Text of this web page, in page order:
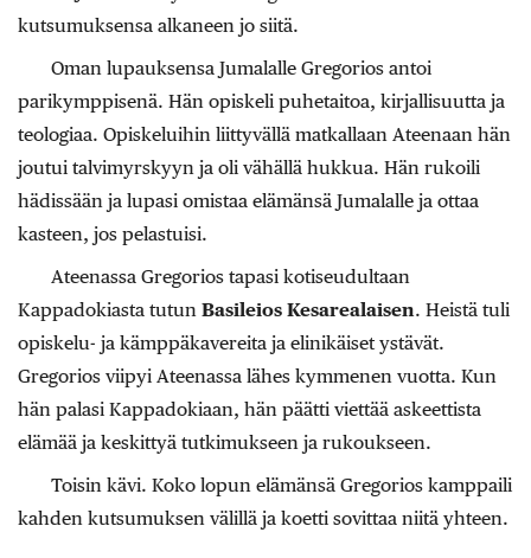
kutsumuksensa alkaneen jo siitä.
Oman lupauksensa Jumalalle Gregorios antoi
parikymppisenä. Hän opiskeli puhetaitoa, kirjallisuutta ja
teologiaa. Opiskeluihin liittyvällä matkallaan Ateenaan hän
joutui talvimyrskyyn ja oli vähällä hukkua. Hän rukoili
hädissään ja lupasi omistaa elämänsä Jumalalle ja ottaa
kasteen, jos pelastuisi.
Ateenassa Gregorios tapasi kotiseudultaan
Kappadokiasta tutun Basileios Kesarealaisen. Heistä tuli
opiskelu- ja kämppäkavereita ja elinikäiset ystävät.
Gregorios viipyi Ateenassa lähes kymmenen vuotta. Kun
hän palasi Kappadokiaan, hän päätti viettää askeettista
elämää ja keskittyä tutkimukseen ja rukoukseen.
Toisin kävi. Koko lopun elämänsä Gregorios kamppaili
kahden kutsumuksen välillä ja koetti sovittaa niitä yhteen.